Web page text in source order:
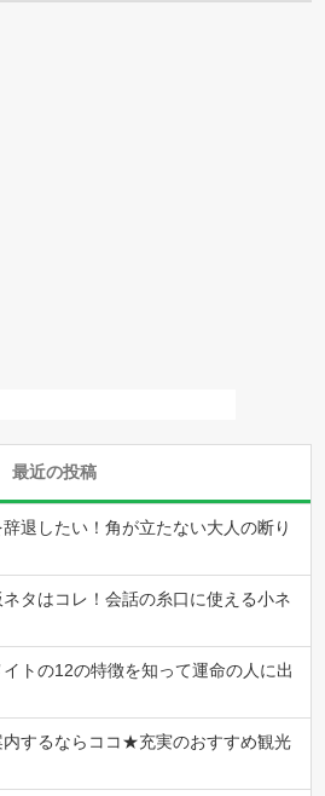
最近の投稿
退したい！角が立たない大人の断り
タはコレ！会話の糸口に使える小ネ
トの12の特徴を知って運命の人に出
するならココ★充実のおすすめ観光